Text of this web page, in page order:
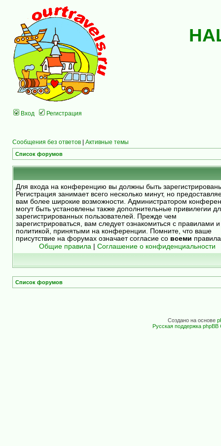
Вход Регистрация
Сообщения без ответов | Активные темы
Список форумов
Для входа на конференцию вы должны быть
Регистрация занимает всего несколько минут, но
вам более широкие возможности. Администратором
могут быть установлены также дополнительные привилегии
зарегистрированных пользователей. Прежде чем
зарегистрироваться, вам следует ознакомиться с правилами и
политикой, принятыми на конференции. Помните, что ваше
присутствие на форумах означает согласие со всеми
Общие правила
Соглашение о конфиденциальности
Список форумов
Создано на основе
Русская поддержка phpBB